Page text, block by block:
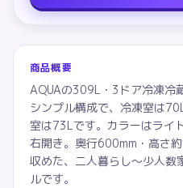
商品概要
AQUAの309L・3ドア冷凍冷
シンプル構成で、冷凍室は
室は73Lです。カラーはライ
右開き。奥行600mm・高さ
収めた、二人暮らし〜少人数
ルです。